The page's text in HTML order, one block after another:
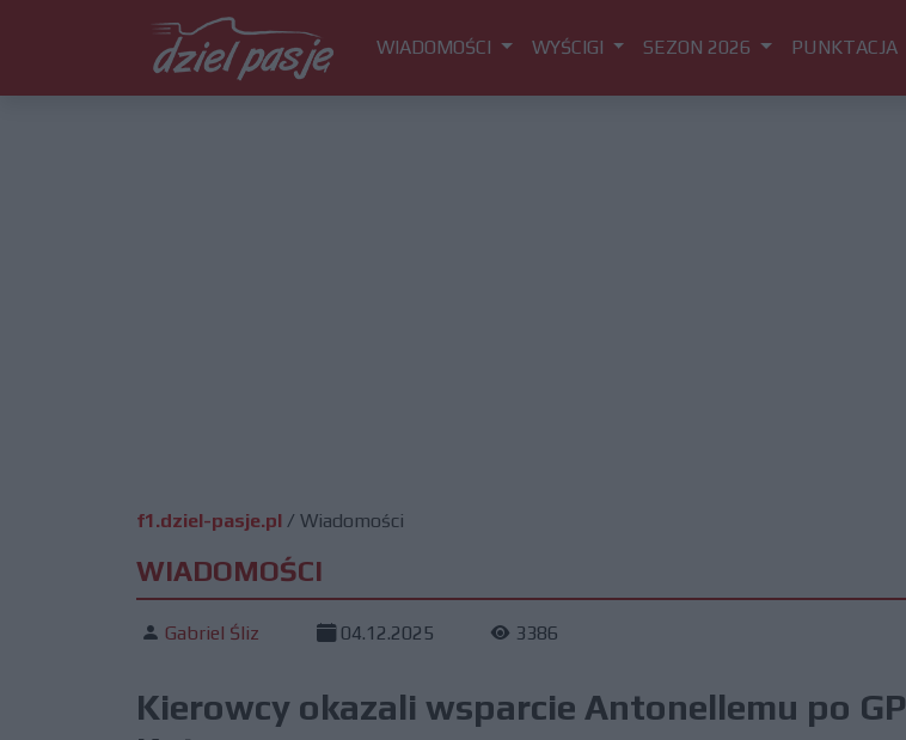
WIADOMOŚCI WYŚCIGI SEZON 2026 PUNKTACJA
f1.dziel-pasje.pl / Wiadomości
WIADOMOŚCI
Gabriel Śliz 04.12.2025 3386
Kierowcy okazali wsparcie Antonellemu po GP